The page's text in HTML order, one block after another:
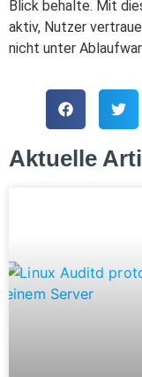
Blick behalte. Mit
aktiv, Nutzer
nicht unter
Aktuelle